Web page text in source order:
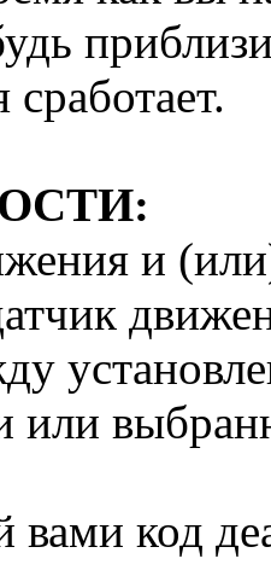
сработает.
и
или
код